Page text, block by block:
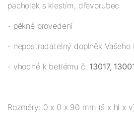
pacholek s klestím, dřevorubec
- pěkné provedení
- nepostradatelný doplněk Vašeho
- vhodné k betlému č. 13017,
Rozměry: 0 x 0 x 90 mm (š x hl x